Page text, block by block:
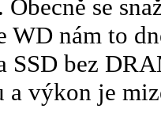
se
WD nám to
SSD bez
a výkon je